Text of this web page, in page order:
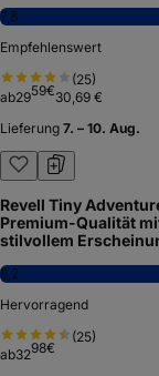
7,8
Empfehlenswert
(25)
ab2959€30,69 €
Lieferung 7. – 10. Aug.
Revell Tiny
Premium-Qualität
stilvollem
8,2
Hervorragend
(25)
ab3298€